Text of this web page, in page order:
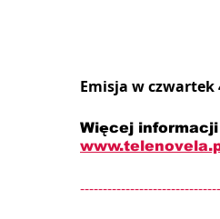
Emisja w czwartek
Więcej